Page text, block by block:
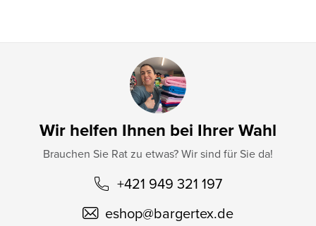
Wir helfen Ihnen bei Ihrer Wahl
Brauchen Sie Rat zu etwas? Wir sind für Sie da!
+421 949 321 197
eshop@bargertex.de